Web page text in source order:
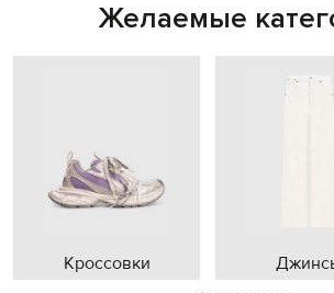
Желаемые
Кроссовки